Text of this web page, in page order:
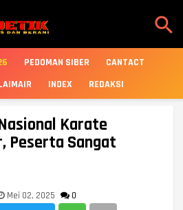

PEDOMAN SIBER
CANTACT
INDEX REDAKSI
Karate
Peserta Sangat
Mei 02, 2025 0